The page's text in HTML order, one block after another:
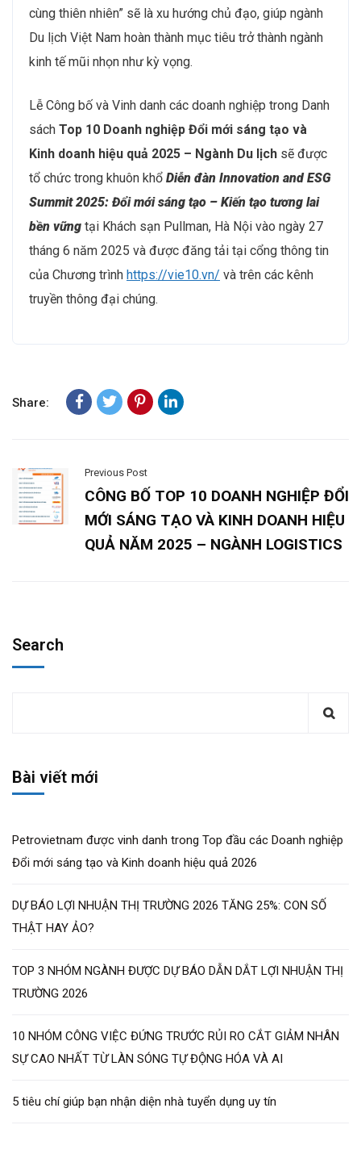
cùng thiên nhiên” sẽ là xu hướng chủ đạo, giúp ngành
Du lịch Việt Nam hoàn thành mục tiêu trở thành ngành
kinh tế mũi nhọn như kỳ vọng.
Lễ Công bố và Vinh danh các doanh nghiệp trong Danh
sách Top 10 Doanh nghiệp Đổi mới sáng tạo và
Kinh doanh hiệu quả 2025 – Ngành Du lịch sẽ được
tổ chức trong khuôn khổ Diễn đàn Innovation and ESG
Summit 2025: Đổi mới sáng tạo – Kiến tạo tương lai
bền vững tại Khách sạn Pullman, Hà Nội vào ngày 27
tháng 6 năm 2025 và được đăng tải tại cổng thông tin
của Chương trình https://vie10.vn/ và trên các kênh
truyền thông đại chúng.
Share:
Previous Post
CÔNG BỐ TOP 10 DOANH NGHIỆP ĐỔI
MỚI SÁNG TẠO VÀ KINH DOANH HIỆU
QUẢ NĂM 2025 – NGÀNH LOGISTICS
Search
Bài viết mới
Petrovietnam được vinh danh trong Top đầu các Doanh nghiệp
Đổi mới sáng tạo và Kinh doanh hiệu quả 2026
DỰ BÁO LỢI NHUẬN THỊ TRƯỜNG 2026 TĂNG 25%: CON SỐ
THẬT HAY ẢO?
TOP 3 NHÓM NGÀNH ĐƯỢC DỰ BÁO DẪN DẮT LỢI NHUẬN THỊ
TRƯỜNG 2026
10 NHÓM CÔNG VIỆC ĐỨNG TRƯỚC RỦI RO CẮT GIẢM NHÂN
SỰ CAO NHẤT TỪ LÀN SÓNG TỰ ĐỘNG HÓA VÀ AI
5 tiêu chí giúp bạn nhận diện nhà tuyển dụng uy tín